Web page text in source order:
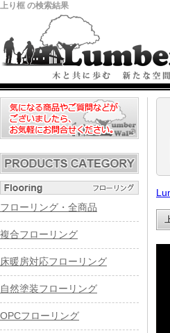
上り框 の検索結果
フローリング・全商品
複合フローリング
床暖房対応フローリング
自然塗装フローリング
OPCフローリング